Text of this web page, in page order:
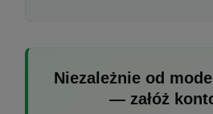
Niezależnie od
— załóż